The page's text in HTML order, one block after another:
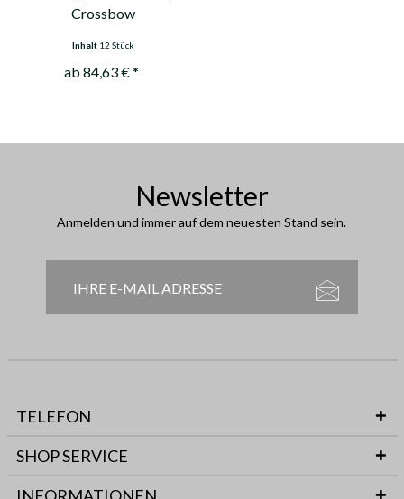
Crossbow
Inhalt 12 Stück
ab 84,63 € *
Newsletter
Anmelden und immer auf dem neuesten Stand sein.
TELEFON
SHOP SERVICE